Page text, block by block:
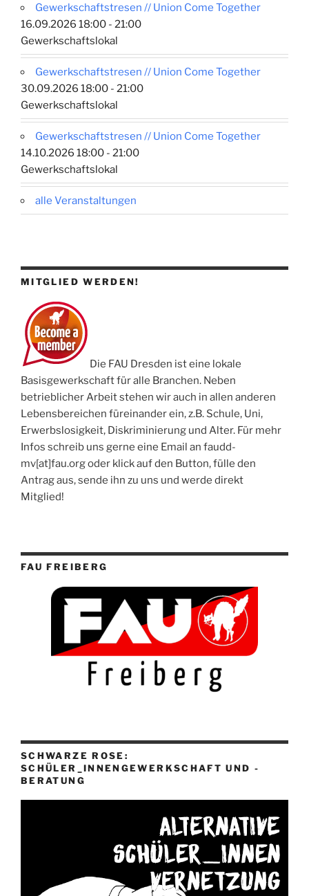
Gewerkschaftstresen // Union Come Together
16.09.2026 18:00 - 21:00
Gewerkschaftslokal
Gewerkschaftstresen // Union Come Together
30.09.2026 18:00 - 21:00
Gewerkschaftslokal
Gewerkschaftstresen // Union Come Together
14.10.2026 18:00 - 21:00
Gewerkschaftslokal
alle Veranstaltungen
MITGLIED WERDEN!
Die FAU Dresden ist eine lokale
Basisgewerkschaft für alle Branchen. Neben
betrieblicher Arbeit stehen wir auch in allen anderen
Lebensbereichen füreinander ein, z.B. Schule, Uni,
Erwerbslosigkeit, Diskriminierung und Alter. Für mehr
Infos schreib uns gerne eine Email an faudd-
mv[at]fau.org oder klick auf den Button, fülle den
Antrag aus, sende ihn zu uns und werde direkt
Mitglied!
FAU FREIBERG
SCHWARZE ROSE:
SCHÜLER_INNENGEWERKSCHAFT UND -
BERATUNG